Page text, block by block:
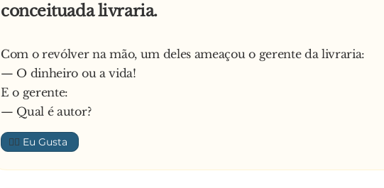
conceituada livraria.
Com o revólver na mão, um deles ameaçou o gerente da livraria:
— O dinheiro ou a vida!
E o gerente:
— Qual é autor?
👍🏼